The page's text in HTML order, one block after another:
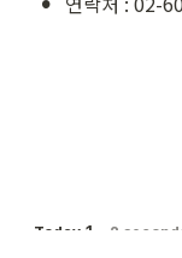
Today 1 2